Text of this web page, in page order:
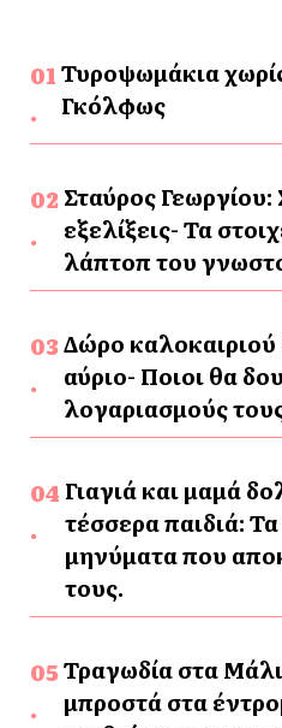
Τυροψωμάκια
Γκόλφως
Σταύρος
εξελίξεις- Τα
λάπτοπ του
Δώρο
αύριο- Ποιοι θα
λογαριασμούς
Γιαγιά και μαμά
τέσσερα παιδιά:
μηνύματα που
τους.
Τραγωδία στα
μπροστά στα